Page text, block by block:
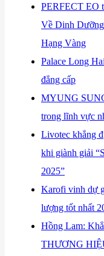
​PERFECT EO
Về Dinh
Hạng Vàng
​Palace Long
đẳng cấp
​MYUNG
trong lĩnh vực
​Livotec khẳng
khi giành giải
2025”
​Karofi vinh dự
lượng tốt nhất
​Hồng Lam:
THƯƠNG